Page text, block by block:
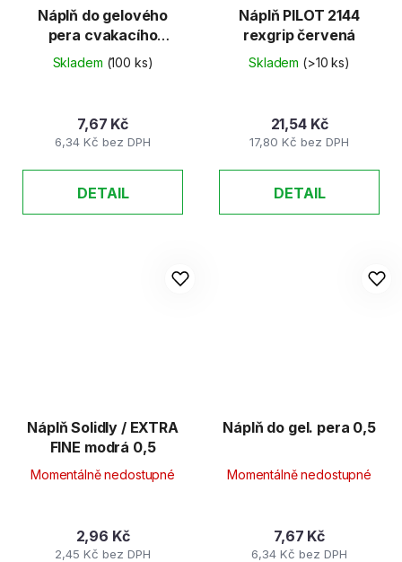
Náplň do gelového
pera cvakacího
modrá AFH1996, hrot
0,5mm
Skladem (100 ks)
6,34 Kč bez DPH
7,67 Kč
DETAIL
Náplň PILOT 2144
rexgrip červená
Skladem (>10 ks)
17,80 Kč bez DPH
21,54 Kč
DETAIL
Náplň Solidly / EXTRA
FINE modrá 0,5
Momentálně nedostupné
2,45 Kč bez DPH
2,96 Kč
Náplň do gel. pera 0,5
Momentálně nedostupné
6,34 Kč bez DPH
7,67 Kč